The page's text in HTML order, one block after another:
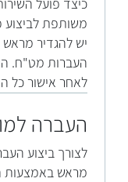
כיצד פועל
משותפת לביצוע
יש להגדיר מראש
העברות מט"ח.
לאחר אישור כל
העברה
לצורך ביצוע
מראש באמצעות